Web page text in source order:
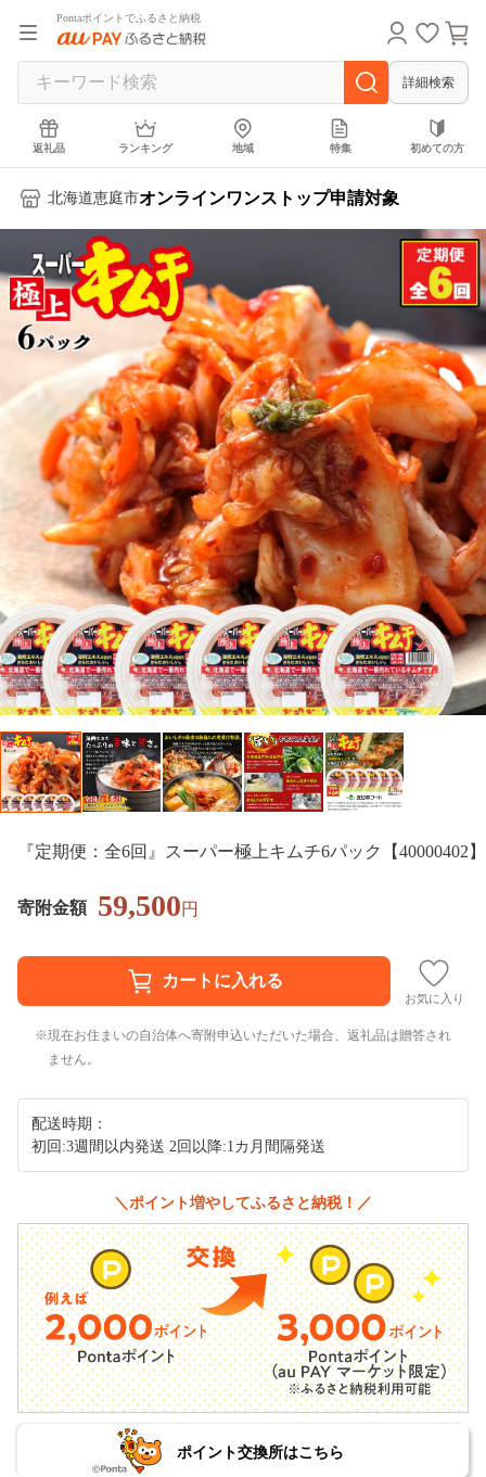
Pontaポイントでふるさと納税
詳細検索
返礼品 ランキング 地域 特集 初めての方
北海道恵庭市オンラインワンストップ申請対象
『定期便：全6回』スーパー極上キムチ6パック【40000402】
寄附金額 59,500円
お気に入り
現在お住まいの自治体へ寄附申込いただいた場合、返礼品は贈答され
ません。
配送時期：
初回:3週間以内発送 2回以降:1カ月間隔発送
＼ポイント増やしてふるさと納税！／
ポイント交換所はこちら